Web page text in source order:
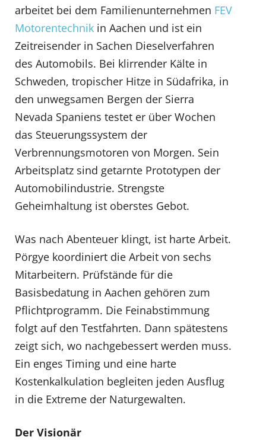
arbeitet bei dem Familienunternehmen FEV
Motorentechnik in Aachen und ist ein
Zeitreisender in Sachen Dieselverfahren
des Automobils. Bei klirrender Kälte in
Schweden, tropischer Hitze in Südafrika, in
den unwegsamen Bergen der Sierra
Nevada Spaniens testet er über Wochen
das Steuerungssystem der
Verbrennungsmotoren von Morgen. Sein
Arbeitsplatz sind getarnte Prototypen der
Automobilindustrie. Strengste
Geheimhaltung ist oberstes Gebot.
Was nach Abenteuer klingt, ist harte Arbeit.
Pörgye koordiniert die Arbeit von sechs
Mitarbeitern. Prüfstände für die
Basisbedatung in Aachen gehören zum
Pflichtprogramm. Die Feinabstimmung
folgt auf den Testfahrten. Dann spätestens
zeigt sich, wo nachgebessert werden muss.
Ein enges Timing und eine harte
Kostenkalkulation begleiten jeden Ausflug
in die Extreme der Naturgewalten.
Der Visionär